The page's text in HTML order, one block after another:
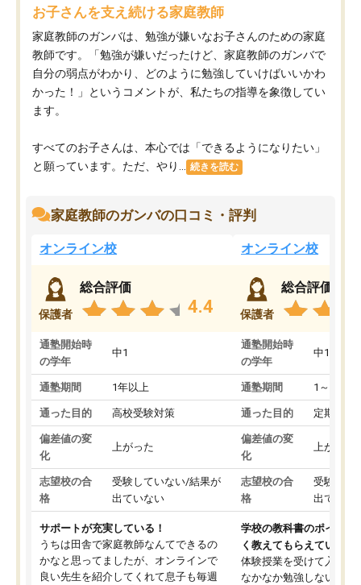
お子さんを支え続ける家庭教師
家庭教師のガンバは、勉強が嫌いなお子さんのための家庭
教師です。「勉強が嫌いだったけど、家庭教師のガンバで
自分の弱点がわかり、どのように勉強していけばいいかわ
かった！」というコメントが、私たちの指導を象徴してい
ます。
すべてのお子さんは、本心では「できるようになりたい」
と願っています。ただ、やり...
続きを読む
家庭教師のガンバの口コミ・評判
オンライン校
保護者
総合評価
4.4
通塾開始時
の学年
中1
通塾期間 1年以上
通った目的 高校受験対策
偏差値の変
化
上がった
志望校の合
格
受験していない/結果が
出ていない
サポートが充実している！
うちは田舎で家庭教師なんてできるの
かなと思ってましたが、オンラインで
良い先生を紹介してくれて息子も毎週
オンライン校
保護者
総合評価
通塾開始時
の学年
中1
通塾期間 1～3ヵ月
通った目的 定期テス
偏差値の変
化
上がった
志望校の合
格
受験して
出ていな
学校の教科書のポイント
く教えてもらえている
体験授業を受けて入塾し
なかなか勉強しない息子